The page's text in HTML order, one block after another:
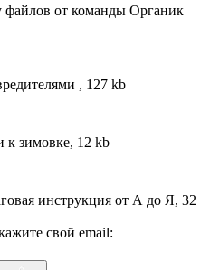
файлов от команды Органик
, 127 kb
к зимовке, 12 kb
инструкция от А до Я, 32
свой email: